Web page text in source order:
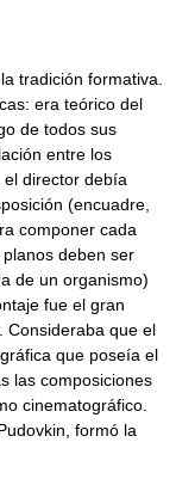
tradición formativa.
era teórico del
de todos sus
entre los
director debía
(encuadre,
componer cada
deben ser
de un organismo)
fue el gran
Consideraba que el
que poseía el
las composiciones
cinematográfico.
formó la